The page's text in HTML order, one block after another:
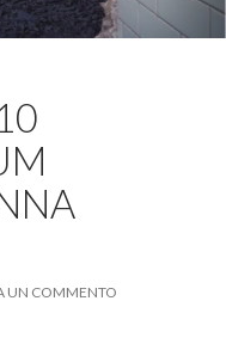
UN COMMENTO